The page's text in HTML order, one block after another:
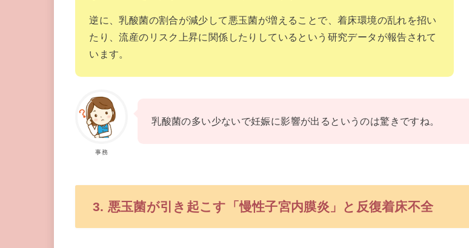
逆に、乳酸菌の割合が減少して悪玉菌が増えることで、着床環境の乱れを招い
たり、流産のリスク上昇に関係したりしているという研究データが報告されて
います。
事務
乳酸菌の多い少ないで妊娠に影響が出るというのは驚きですね。
3. 悪玉菌が引き起こす「慢性子宮内膜炎」と反復着床不全